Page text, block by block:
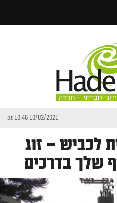
10/02/2021 at 10:46
לכביש – זוג
שלך בדרכים